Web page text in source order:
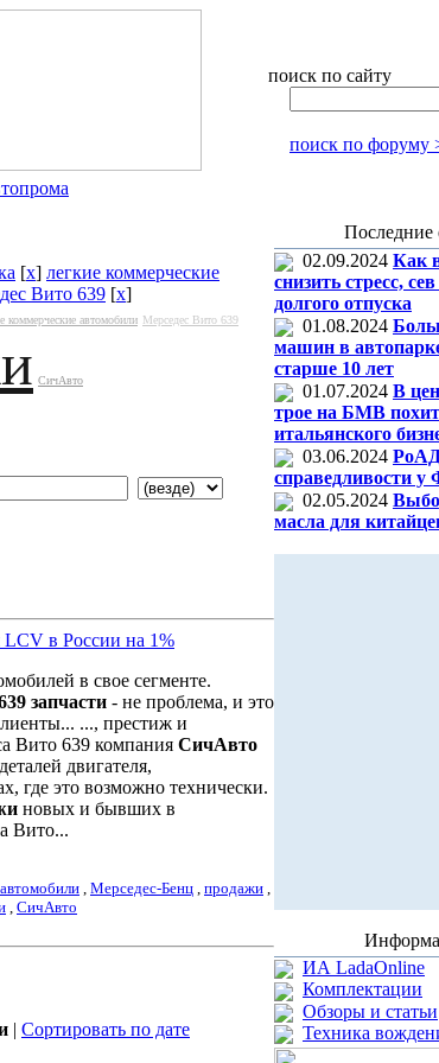
поиск по сайту
поиск по форуму
[x] легкие коммерческие
Вито 639 [x]
коммерческие автомобили Мерседес Вито 639
СичАвто
LCV в России на 1%
в свое сегменте.
запчасти - не проблема, и это
..., престиж и
Вито 639 компания СичАвто
двигателя,
где это возможно технически.
новых и бывших в
Вито...
, Мерседес-Бенц , продажи ,
, СичАвто
| Сортировать по дате
Последние
02.09.2024 Как
снизить стресс,
долгого отпуска
01.08.2024
машин в
старше 10 лет
01.07.2024 В
трое на БМВ
итальянского
03.06.2024
справедливости
02.05.2024
масла для
ИА LadaOnline
Комплектации
Обзоры и статьи
Техника